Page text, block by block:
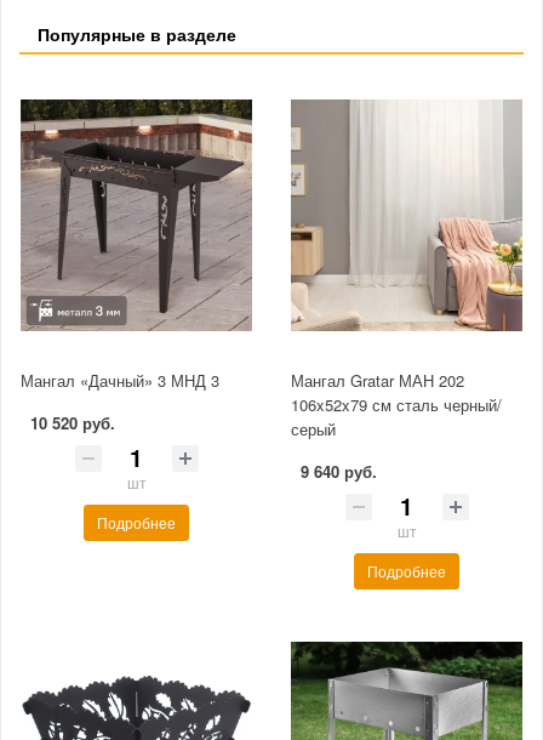
Популярные в разделе
Мангал «Дачный» 3 МНД 3
10 520 руб.
шт
Подробнее
Мангал Gratar МАН 202
106x52x79 см сталь черный/
серый
9 640 руб.
шт
Подробнее